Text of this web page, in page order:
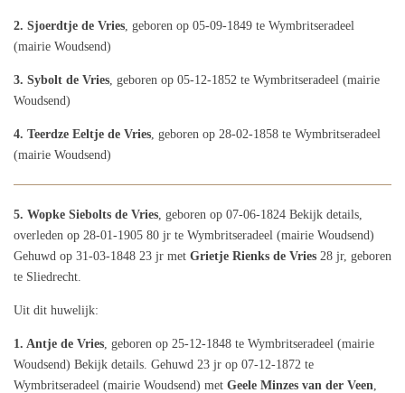
2. Sjoerdtje de Vries , geboren op 05-09-1849 te Wymbritseradeel
(mairie Woudsend)
3. Sybolt de Vries , geboren op 05-12-1852 te Wymbritseradeel (mairie
Woudsend)
4. Teerdze Eeltje de Vries , geboren op 28-02-1858 te Wymbritseradeel
(mairie Woudsend)
5. Wopke Siebolts de Vries , geboren op 07-06-1824 Bekijk details,
overleden op 28-01-1905 80 jr te Wymbritseradeel (mairie Woudsend)
Gehuwd op 31-03-1848 23 jr met Grietje Rienks de Vries 28 jr, geboren
te Sliedrecht.
Uit dit huwelijk:
1. Antje de Vries , geboren op 25-12-1848 te Wymbritseradeel (mairie
Woudsend) Bekijk details. Gehuwd 23 jr op 07-12-1872 te
Wymbritseradeel (mairie Woudsend) met Geele Minzes van der Veen